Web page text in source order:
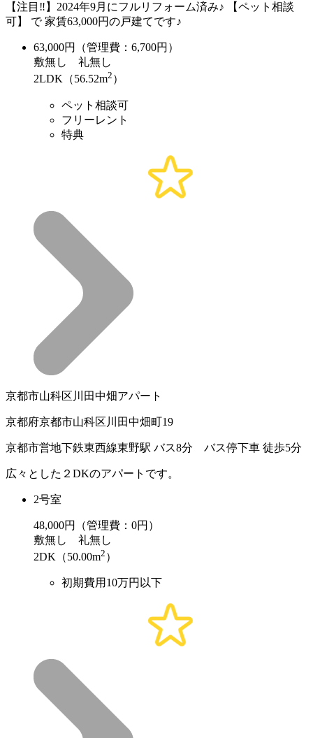
【注目‼】2024年9月にフルリフォーム済み♪ 【ペット相談
可】 で 家賃63,000円の戸建てです♪
63,000円（管理費：6,700円）
敷無し 礼無し
2LDK（56.52m2 ）
ペット相談可
フリーレント
特典
京都市山科区川田中畑アパート
京都府京都市山科区川田中畑町19
京都市営地下鉄東西線東野駅 バス8分 バス停下車 徒歩5分
広々とした２DKのアパートです。
2号室
48,000円（管理費：0円）
敷無し 礼無し
2DK（50.00m2 ）
初期費用10万円以下